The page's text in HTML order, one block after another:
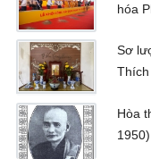
hóa
Sơ
Hòa
1950)